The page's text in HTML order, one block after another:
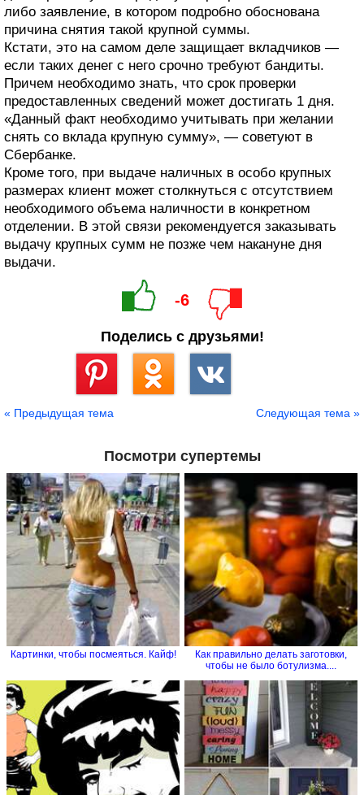
либо заявление, в котором подробно обоснована
причина снятия такой крупной суммы.
Кстати, это на самом деле защищает вкладчиков —
если таких денег с него срочно требуют бандиты.
Причем необходимо знать, что срок проверки
предоставленных сведений может достигать 1 дня.
«Данный факт необходимо учитывать при желании
снять со вклада крупную сумму», — советуют в
Сбербанке.
Кроме того, при выдаче наличных в особо крупных
размерах клиент может столкнуться с отсутствием
необходимого объема наличности в конкретном
отделении. В этой связи рекомендуется заказывать
выдачу крупных сумм не позже чем накануне дня
выдачи.
-6
Поделись с друзьями!
« Предыдущая тема Следующая тема »
Посмотри супертемы
Картинки, чтобы посмеяться. Кайф!
Как правильно делать заготовки,
чтобы не было ботулизма....